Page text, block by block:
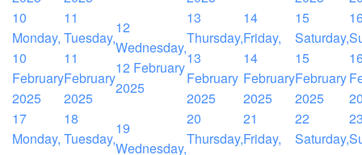
10
Monday,
10
February
2025
11
Tuesday,
11
February
2025
12
Wednesday,
12 February
2025
13
Thursday,
13
February
2025
14
Friday,
14
February
2025
15
Saturday,
15
February
2025
17
Monday,
18
Tuesday,
19
Wednesday,
20
Thursday,
21
Friday,
22
Saturday,